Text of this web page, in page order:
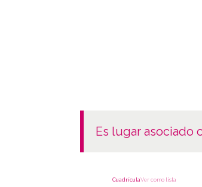
es lugar asociado
CuadrículaVer como lista